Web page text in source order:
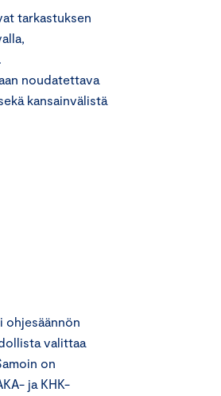
tarkastuksen
noudatettava
kansainvälistä
ohjesäännön
valittaa
on
ja KHK-